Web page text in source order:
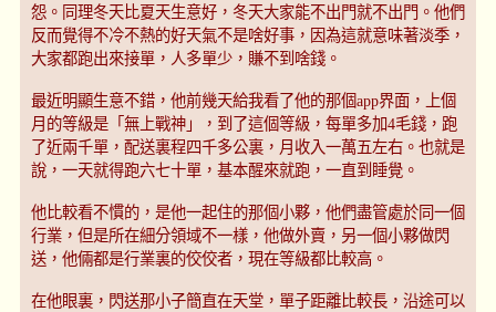
怨。同理冬天比夏天生意好，冬天大家能不出門就不出門。他們
反而覺得不冷不熱的好天氣不是啥好事，因為這就意味著淡季，
大家都跑出來接單，人多單少，賺不到啥錢。
最近明顯生意不錯，他前幾天給我看了他的那個app界面，上個
月的等級是「無上戰神」，到了這個等級，每單多加4毛錢，跑
了近兩千單，配送裏程四千多公裏，月收入一萬五左右。也就是
說，一天就得跑六七十單，基本醒來就跑，一直到睡覺。
他比較看不慣的，是他一起住的那個小夥，他們盡管處於同一個
行業，但是所在細分領域不一樣，他做外賣，另一個小夥做閃
送，他倆都是行業裏的佼佼者，現在等級都比較高。
在他眼裏，閃送那小子簡直在天堂，單子距離比較長，沿途可以